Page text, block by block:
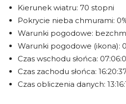
Kierunek wiatru: 70 stopni
Pokrycie nieba chmurami:
Warunki pogodowe:
Warunki pogodowe (ikona):
Czas wschodu słońca:
Czas zachodu słońca:
Czas obliczenia danych: